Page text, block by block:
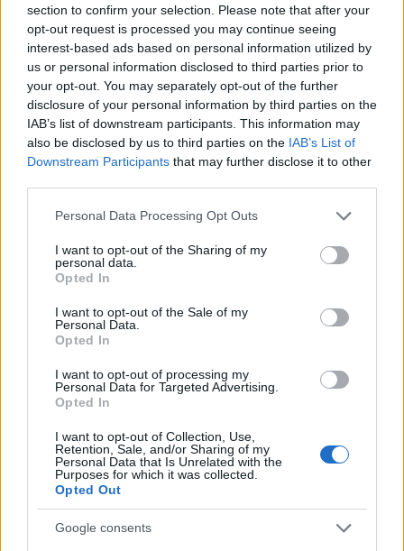
section to confirm your selection. Please note that after your
opt-out request is processed you may continue seeing
interest-based ads based on personal information utilized by
us or personal information disclosed to third parties prior to
your opt-out. You may separately opt-out of the further
disclosure of your personal information by third parties on the
IAB’s list of downstream participants. This information may
also be disclosed by us to third parties on the IAB’s List of
Downstream Participants that may further disclose it to other
Please note that this website/app uses one or more Google
not limited to your visit or usage behaviour. You may click to
grant or deny consent to Google and its third-party tags to
use your data for below specified purposes in below Google
consent section.
Personal Data Processing Opt Outs
I want to opt-out of the Sharing of my
personal data.
Opted In
I want to opt-out of the Sale of my
Personal Data.
Opted In
I want to opt-out of processing my
Personal Data for Targeted Advertising.
Opted In
I want to opt-out of Collection, Use,
Retention, Sale, and/or Sharing of my
Personal Data that Is Unrelated with the
Purposes for which it was collected.
Opted Out
Google consents
Ezt a törvényt kívánja most újraírni Angela Merkel
(CDU) kancellár és Guido Westerwelle (FDP)
alkancellár-külügyminiszter keresztény–liberális
kormánya. Túl nagy meglepetés mindazonáltal
senkit nem érhetett: már a tavalyi választási
kampányban kiderült, majd a koalíciós
szerződésben meg is ígérték: felülvizsgálják az
atomerőművek leállításának projektjét, amit Merkel
2005 és 2009 közötti kancellársága idején csak azért
nem tehetett meg, mert a vele akkor
nagykoalícióban kormányzó SPD úgy védte az
eredetileg a Zöldektől származó ötletet, mint a saját
gyermekét. Most azonban, hogy szabad lett a pálya,
a jelek szerint a szükséges önkontrollt is félretette a
kancellár, és sok megfigyelő szerint politikai
pályafutása legsúlyosabb hibáját követte el.
Mégpedig azzal, hogy az esetleges „néhány évvel”
való továbbüzemeltetés helyett akár húsz évre is
felsrófolható többletidőt adott az
atomerőműveknek, ami az átlagember számára
atomenergiától való megszabadulást. Másrészt
pedig olyan előnyös feltételeket kínált az
energiaiparnak, hogy a parlament alsóháza, a
Bundestag múlt heti plenáris ülésén ellenzéki
politikusok a „konszernek kancellárjának” titulálták